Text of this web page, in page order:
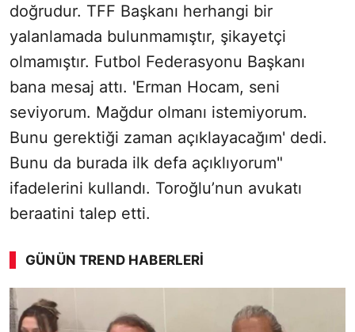
doğrudur. TFF Başkanı herhangi bir
yalanlamada bulunmamıştır, şikayetçi
olmamıştır. Futbol Federasyonu Başkanı
bana mesaj attı. 'Erman Hocam, seni
seviyorum. Mağdur olmanı istemiyorum.
Bunu gerektiği zaman açıklayacağım' dedi.
Bunu da burada ilk defa açıklıyorum"
ifadelerini kullandı. Toroğlu’nun avukatı
beraatini talep etti.
GÜNÜN TREND HABERLERI